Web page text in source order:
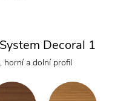
Decoral 1
horní a dolní profil